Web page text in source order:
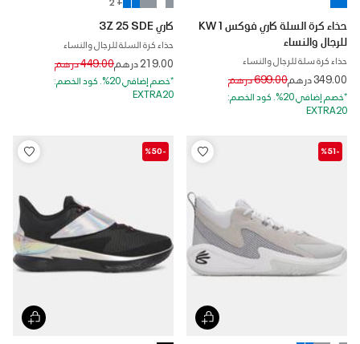
حذاء كرة السلة كاري فوكس 1 KW
للرجال والنساء
حذاء كرة سلة للرجال والنساء
349.00 درهم Price reduced from
699.00 درهم to
*خصم إضافي 20%. كود الخصم:
EXTRA20
كاري 3Z 25 SDE
حذاء كرة السلة للرجال والنساء
219.00 درهم Price reduced from
449.00 درهم to
*خصم إضافي 20%. كود الخصم:
EXTRA20
-%51
-%50